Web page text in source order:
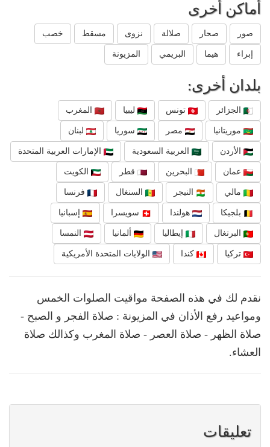
أماكن أخرى
صور صحار صلالة نزوى مسقط خصب
إبراء هيما البريمي المزيونة
بلدان أخرى:
الجزائر تونس ليبيا المغرب
موريتانيا مصر سوريا لبنان
الأردن العربية السعودية الإمارات العربية المتحدة
عمان البحرين قطر الكويت
مالي النيجر السنغال فرنسا
بلجيكا هولندا سويسرا إسبانيا
البرتغال إيطاليا ألمانيا النمسا
تركيا كندا الولايات المتحدة الأمريكية
نقدم لك في هذه الصفحة مواقيت الصلوات الخمس
ومواعيد رفع الأذان في المزيونة : صلاة الفجر و الصبح -
صلاة الظهر - صلاة العصر - صلاة المغرب وكذالك صلاة
العشاء.
تعليقات